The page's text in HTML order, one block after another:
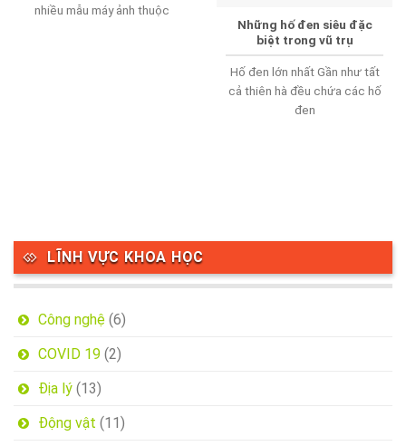
nhiều mẫu máy ảnh thuộc
Những hố đen siêu đặc
biệt trong vũ trụ
Hố đen lớn nhất Gần như tất
cả thiên hà đều chứa các hố
đen
LĨNH VỰC KHOA HỌC
Công nghệ (6)
COVID 19 (2)
Địa lý (13)
Động vật (11)